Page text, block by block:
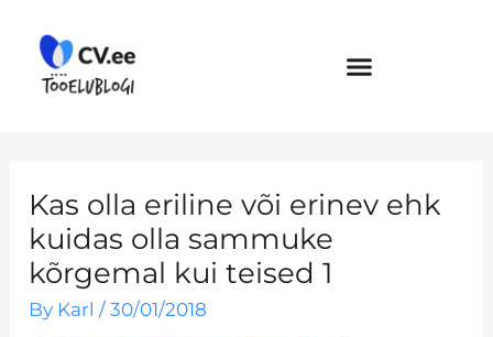
content
Kas olla eriline või erinev ehk
kuidas olla sammuke
kõrgemal kui teised 1
By Karl/30/01/2018